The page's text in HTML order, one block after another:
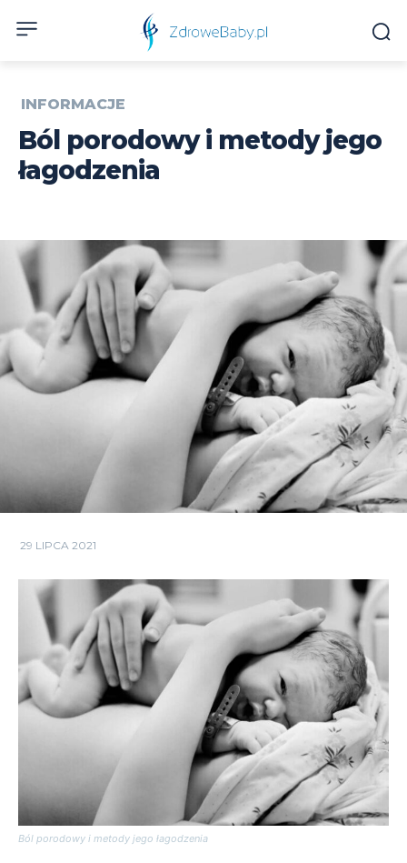
INFORMACJE
Ból porodowy i metody jego
łagodzenia
29 LIPCA 2021
Ból porodowy i metody jego łagodzenia